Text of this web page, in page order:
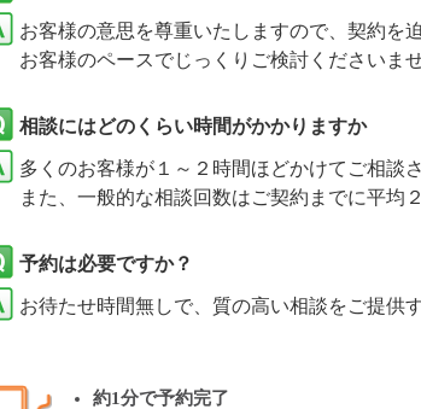
お客様の意思を尊重いたしますので、契約を
お客様のペースでじっくりご検討くださいませ
相談にはどのくらい時間がかかりますか
多くのお客様が１～２時間ほどかけてご相談さ
また、一般的な相談回数はご契約までに平均
予約は必要ですか？
お待たせ時間無しで、質の高い相談をご提供
約1分で予約完了